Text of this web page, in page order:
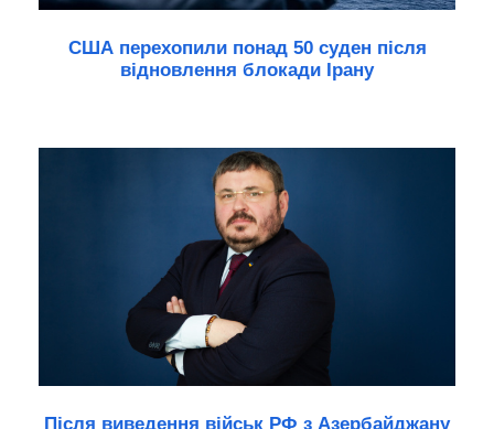
США перехопили понад 50 суден після
відновлення блокади Ірану
Після виведення військ РФ з Азербайджану